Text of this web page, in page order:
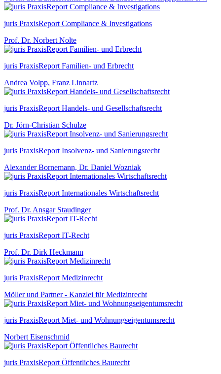
juris PraxisReport Compliance & Investigations
Prof. Dr. Norbert Nolte
juris PraxisReport Familien- und Erbrecht
Andrea Volpp, Franz Linnartz
juris PraxisReport Handels- und Gesellschaftsrecht
Dr. Jörn-Christian Schulze
juris PraxisReport Insolvenz- und Sanierungsrecht
Alexander Bornemann, Dr. Daniel Wozniak
juris PraxisReport Internationales Wirtschaftsrecht
Prof. Dr. Ansgar Staudinger
juris PraxisReport IT-Recht
Prof. Dr. Dirk Heckmann
juris PraxisReport Medizinrecht
Möller und Partner - Kanzlei für Medizinrecht
juris PraxisReport Miet- und Wohnungseigentumsrecht
Norbert Eisenschmid
juris PraxisReport Öffentliches Baurecht